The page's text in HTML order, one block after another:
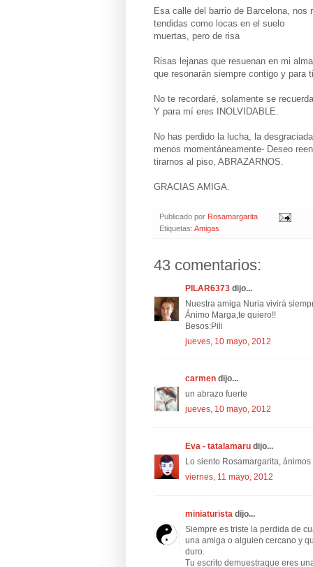
Esa calle del barrio de Barcelona, nos
tendidas como locas en el suelo
muertas, pero de risa
Risas lejanas que resuenan en mi
que resonarán siempre contigo y para ti
No te recordaré, solamente se
Y para mí eres INOLVIDABLE.
No has perdido la lucha, la
menos momentáneamente- Deseo
tirarnos al piso, ABRAZARNOS.
GRACIAS AMIGA.
Publicado por Rosamargarita
Etiquetas: Amigas
43 comentarios:
PILAR6373 dijo...
Nuestra amiga Nuria vivirá
Ánimo Marga,te quiero!!
Besos:Pili
jueves, 10 mayo, 2012
carmen dijo...
un abrazo fuerte
jueves, 10 mayo, 2012
Eva - tatalamaru dijo...
Lo siento Rosamargarita,
viernes, 11 mayo, 2012
miniaturista dijo...
Siempre es triste la perdida de
una amiga o alguien cercano y
duro.
Tu escrito demuestraque eres